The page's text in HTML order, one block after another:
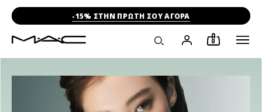
-15% ΣΤΗΝ ΠΡΩΤΗ ΣΟΥ ΑΓΟΡΑ
0